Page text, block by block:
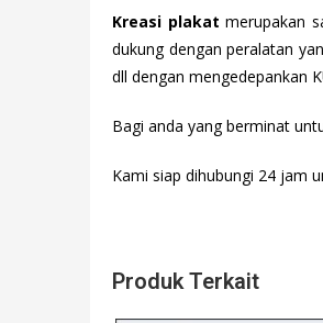
Kreasi plakat merupakan
dukung dengan peralatan
dll dengan mengedepankan
Bagi anda yang berminat
Kami siap dihubungi 24 jam
Produk Terkait